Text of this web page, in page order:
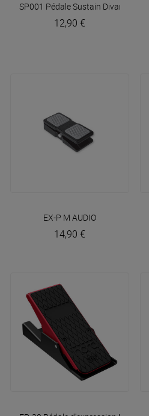
SP001 Pédale Sustain Divarte
12,90 €
EX-P M AUDIO
14,90 €